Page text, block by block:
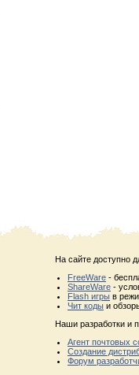
На сайте доступно
FreeWare -
ShareWare -
Flash игры в
Чит коды и
Наши разработки и
Агент почтовых
Создание
Форум